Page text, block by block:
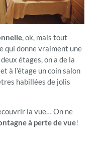
, ok, mais tout
qui donne vraiment une
étages, on a de la
à l’étage un coin salon
habillées de jolis
la vue… On ne
à perte de vue!